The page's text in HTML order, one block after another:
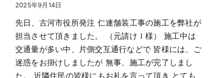
2025年9月14日
先日、古河市役所発注 仁連舗装工事の施工を弊社が
担当させて頂きました。 （元請けＩ様） 施工中は
交通量が多い中、片側交互通行などで 皆様には、ご
迷惑をお掛けしましたが 無事、施工が完了しまし
た。 近隣住民の皆様にもお礼を言って頂き とても